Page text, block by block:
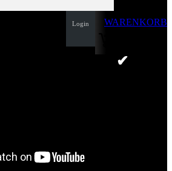
Login
WARENKORB
✔